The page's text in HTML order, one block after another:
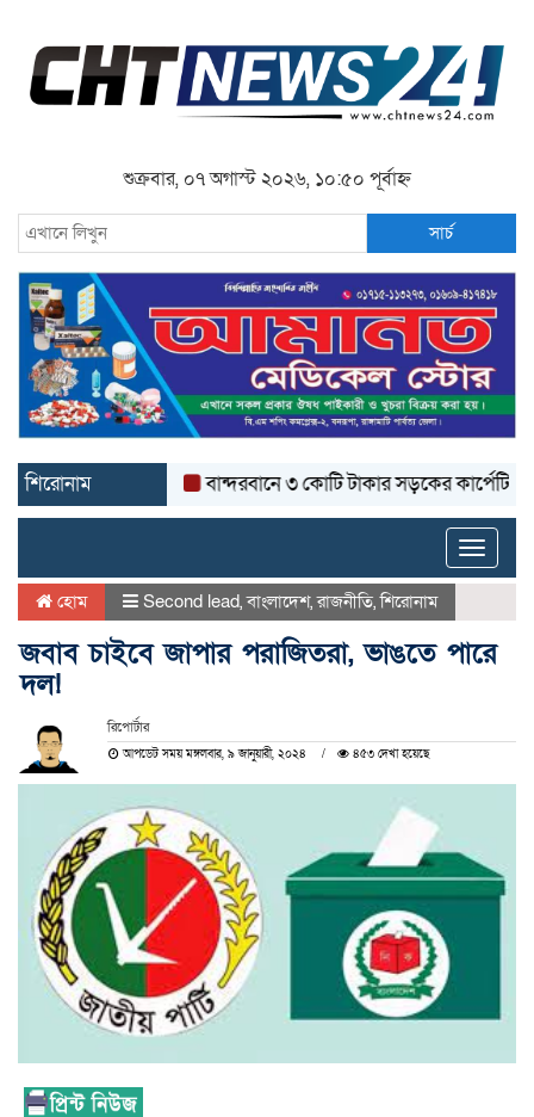
শুক্রবার, ০৭ অগাস্ট ২০২৬, ১০:৫০ পূর্বাহ্ন
সার্চ
শিরোনাম বান্দরবানে ৩ কোটি টাকার সড়কের কার্পেটিং উঠে
Toggle
হোম Second lead,বাংলাদেশ,রাজনীতি,শিরোনাম
জবাব চাইবে জাপার পরাজিতরা, ভাঙতে পারে
দল!
রিপোর্টার
আপডেট সময় মঙ্গলবার, ৯ জানুয়ারী, ২০২৪ ৪৫৩ দেখা হয়েছে